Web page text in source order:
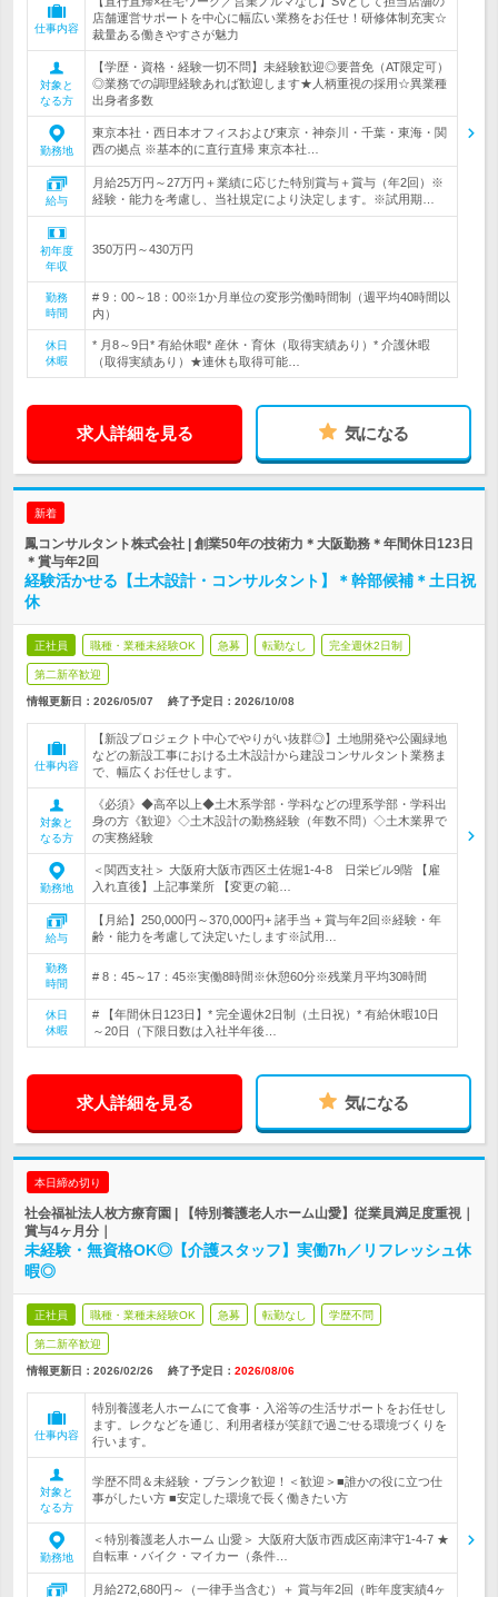
仕事内容
店舗運営サポートを中心に幅広い業務をお任せ！研修体制充実☆
裁量ある働きやすさが魅力
対象と
なる方
【学歴・資格・経験一切不問】未経験歓迎◎要普免（AT限定可）
◎業務での調理経験あれば歓迎します★人柄重視の採用☆異業種
出身者多数
勤務地
東京本社・西日本オフィスおよび東京・神奈川・千葉・東海・関
西の拠点 ※基本的に直行直帰 東京本社…
給与
月給25万円～27万円＋業績に応じた特別賞与＋賞与（年2回）※
経験・能力を考慮し、当社規定により決定します。※試用期…
初年度
年収
350万円～430万円
勤務
時間
# 9：00～18：00※1か月単位の変形労働時間制（週平均40時間以
内）
休日
休暇
* 月8～9日* 有給休暇* 産休・育休（取得実績あり）* 介護休暇
（取得実績あり）★連休も取得可能…
求人詳細を見る 気になる
新着
鳳コンサルタント株式会社 | 創業50年の技術力＊大阪勤務＊年間休日123日
＊賞与年2回
経験活かせる【土木設計・コンサルタント】＊幹部候補＊土日祝
休
正社員 職種・業種未経験OK 急募 転勤なし 完全週休2日制
第二新卒歓迎
情報更新日：2026/05/07 終了予定日： 2026/10/08
仕事内容
【新設プロジェクト中心でやりがい抜群◎】土地開発や公園緑地
などの新設工事における土木設計から建設コンサルタント業務ま
で、幅広くお任せします。
対象と
なる方
《必須》◆高卒以上◆土木系学部・学科などの理系学部・学科出
身の方《歓迎》◇土木設計の勤務経験（年数不問）◇土木業界で
の実務経験
勤務地
＜関西支社＞ 大阪府大阪市西区土佐堀1-4-8 日栄ビル9階 【雇
入れ直後】上記事業所 【変更の範…
給与
【月給】250,000円～370,000円+ 諸手当 + 賞与年2回※経験・年
齢・能力を考慮して決定いたします※試用…
勤務
時間
# 8：45～17：45※実働8時間※休憩60分※残業月平均30時間
休日
休暇
# 【年間休日123日】* 完全週休2日制（土日祝）* 有給休暇10日
～20日（下限日数は入社半年後…
求人詳細を見る 気になる
本日締め切り
社会福祉法人枚方療育園 | 【特別養護老人ホーム山愛】従業員満足度重視｜
賞与4ヶ月分｜
未経験・無資格OK◎【介護スタッフ】実働7h／リフレッシュ休
暇◎
正社員 職種・業種未経験OK 急募 転勤なし 学歴不問
第二新卒歓迎
情報更新日：2026/02/26 終了予定日： 2026/08/06
仕事内容
特別養護老人ホームにて食事・入浴等の生活サポートをお任せし
ます。レクなどを通じ、利用者様が笑顔で過ごせる環境づくりを
行います。
対象と
なる方
学歴不問＆未経験・ブランク歓迎！＜歓迎＞■誰かの役に立つ仕
事がしたい方 ■安定した環境で長く働きたい方
勤務地
＜特別養護老人ホーム 山愛＞ 大阪府大阪市西成区南津守1-4-7 ★
自転車・バイク・マイカー（条件…
月給272,680円～（一律手当含む）＋ 賞与年2回（昨年度実績4ヶ